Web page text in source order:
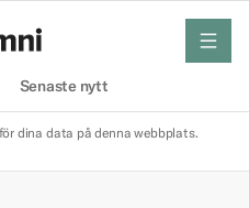
Senaste nytt
meny
dina data på denna webbplats.